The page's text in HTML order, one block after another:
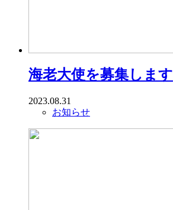
海老大使を募集します
2023.08.31
お知らせ